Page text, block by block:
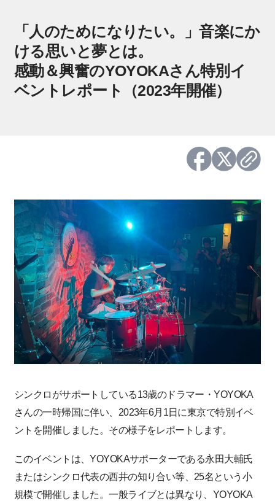
「人のためになりたい。」音楽にか
ける思いと夢とは。
感動＆興奮のYOYOKAさん特別イ
ベントレポート（2023年開催）
シンクロがサポートしている13歳のドラマー・YOYOKA
さんの一時帰国に伴い、2023年6月1日に東京で特別イベ
ントを開催しました。その様子をレポートします。
このイベントは、YOYOKAサポーターである永田大輔氏
またはシンクロ代表の西井の知り合い等、25名という小
規模で開催しました。一般ライブとは異なり、YOYOKA